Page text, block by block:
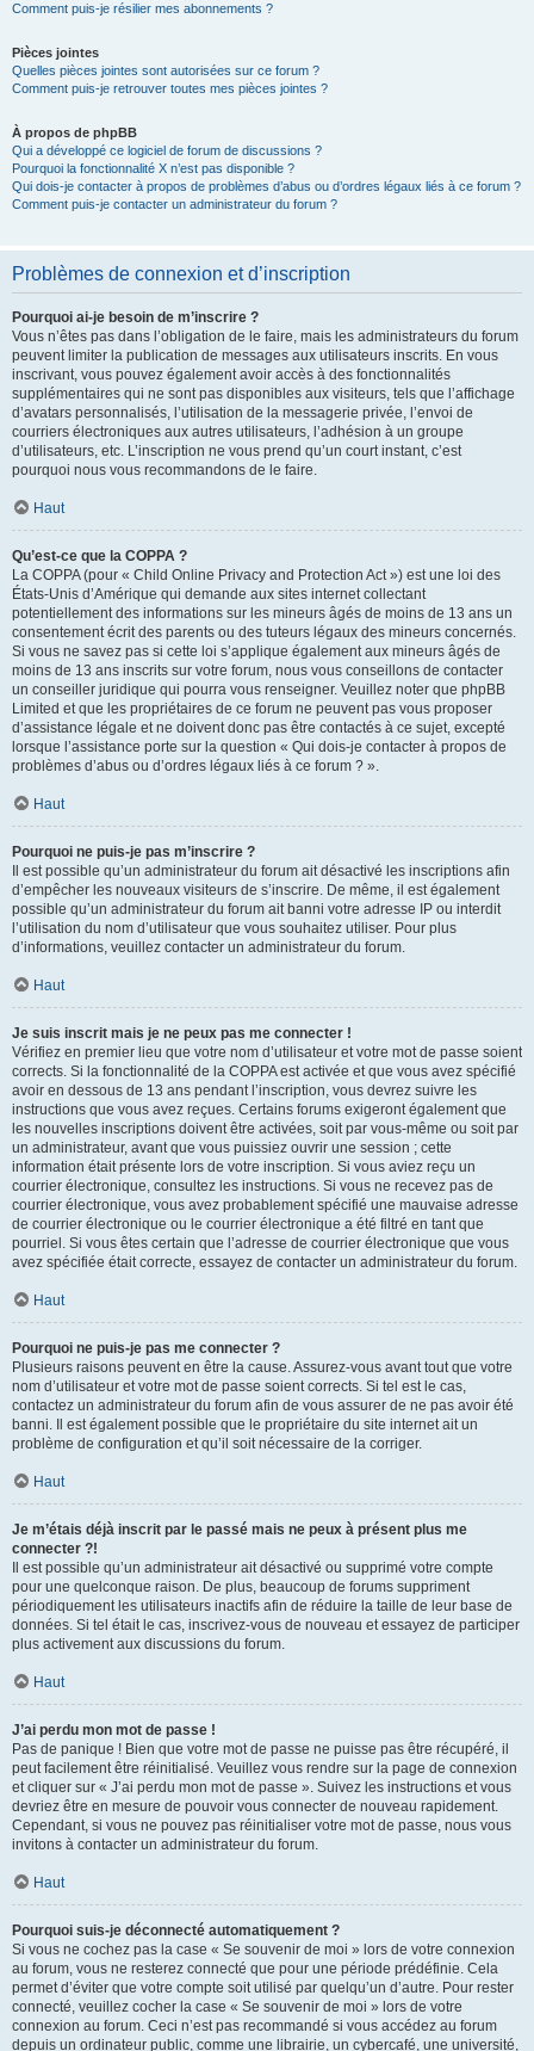
Comment puis-je résilier mes abonnements ?
Pièces jointes
Quelles pièces jointes sont autorisées sur ce forum ?
Comment puis-je retrouver toutes mes pièces jointes ?
À propos de phpBB
Qui a développé ce logiciel de forum de discussions ?
Pourquoi la fonctionnalité X n’est pas disponible ?
Qui dois-je contacter à propos de problèmes d’abus ou d’ordres légaux liés à ce forum ?
Comment puis-je contacter un administrateur du forum ?
Problèmes de connexion et d’inscription
Pourquoi ai-je besoin de m’inscrire ?
Vous n’êtes pas dans l’obligation de le faire, mais les administrateurs du forum
peuvent limiter la publication de messages aux utilisateurs inscrits. En vous
inscrivant, vous pouvez également avoir accès à des fonctionnalités
supplémentaires qui ne sont pas disponibles aux visiteurs, tels que l’affichage
d’avatars personnalisés, l’utilisation de la messagerie privée, l’envoi de
courriers électroniques aux autres utilisateurs, l’adhésion à un groupe
d’utilisateurs, etc. L’inscription ne vous prend qu’un court instant, c’est
pourquoi nous vous recommandons de le faire.
Haut
Qu’est-ce que la COPPA ?
La COPPA (pour « Child Online Privacy and Protection Act ») est une loi des
États-Unis d’Amérique qui demande aux sites internet collectant
potentiellement des informations sur les mineurs âgés de moins de 13 ans un
consentement écrit des parents ou des tuteurs légaux des mineurs concernés.
Si vous ne savez pas si cette loi s’applique également aux mineurs âgés de
moins de 13 ans inscrits sur votre forum, nous vous conseillons de contacter
un conseiller juridique qui pourra vous renseigner. Veuillez noter que phpBB
Limited et que les propriétaires de ce forum ne peuvent pas vous proposer
d’assistance légale et ne doivent donc pas être contactés à ce sujet, excepté
lorsque l’assistance porte sur la question « Qui dois-je contacter à propos de
problèmes d’abus ou d’ordres légaux liés à ce forum ? ».
Haut
Pourquoi ne puis-je pas m’inscrire ?
Il est possible qu’un administrateur du forum ait désactivé les inscriptions afin
d’empêcher les nouveaux visiteurs de s’inscrire. De même, il est également
possible qu’un administrateur du forum ait banni votre adresse IP ou interdit
l’utilisation du nom d’utilisateur que vous souhaitez utiliser. Pour plus
d’informations, veuillez contacter un administrateur du forum.
Haut
Je suis inscrit mais je ne peux pas me connecter !
Vérifiez en premier lieu que votre nom d’utilisateur et votre mot de passe soient
corrects. Si la fonctionnalité de la COPPA est activée et que vous avez spécifié
avoir en dessous de 13 ans pendant l’inscription, vous devrez suivre les
instructions que vous avez reçues. Certains forums exigeront également que
les nouvelles inscriptions doivent être activées, soit par vous-même ou soit par
un administrateur, avant que vous puissiez ouvrir une session ; cette
information était présente lors de votre inscription. Si vous aviez reçu un
courrier électronique, consultez les instructions. Si vous ne recevez pas de
courrier électronique, vous avez probablement spécifié une mauvaise adresse
de courrier électronique ou le courrier électronique a été filtré en tant que
pourriel. Si vous êtes certain que l’adresse de courrier électronique que vous
avez spécifiée était correcte, essayez de contacter un administrateur du forum.
Haut
Pourquoi ne puis-je pas me connecter ?
Plusieurs raisons peuvent en être la cause. Assurez-vous avant tout que votre
nom d’utilisateur et votre mot de passe soient corrects. Si tel est le cas,
contactez un administrateur du forum afin de vous assurer de ne pas avoir été
banni. Il est également possible que le propriétaire du site internet ait un
problème de configuration et qu’il soit nécessaire de la corriger.
Haut
Je m’étais déjà inscrit par le passé mais ne peux à présent plus me
connecter ?!
Il est possible qu’un administrateur ait désactivé ou supprimé votre compte
pour une quelconque raison. De plus, beaucoup de forums suppriment
périodiquement les utilisateurs inactifs afin de réduire la taille de leur base de
données. Si tel était le cas, inscrivez-vous de nouveau et essayez de participer
plus activement aux discussions du forum.
Haut
J’ai perdu mon mot de passe !
Pas de panique ! Bien que votre mot de passe ne puisse pas être récupéré, il
peut facilement être réinitialisé. Veuillez vous rendre sur la page de connexion
et cliquer sur « J’ai perdu mon mot de passe ». Suivez les instructions et vous
devriez être en mesure de pouvoir vous connecter de nouveau rapidement.
Cependant, si vous ne pouvez pas réinitialiser votre mot de passe, nous vous
invitons à contacter un administrateur du forum.
Haut
Pourquoi suis-je déconnecté automatiquement ?
Si vous ne cochez pas la case « Se souvenir de moi » lors de votre connexion
au forum, vous ne resterez connecté que pour une période prédéfinie. Cela
permet d’éviter que votre compte soit utilisé par quelqu’un d’autre. Pour rester
connecté, veuillez cocher la case « Se souvenir de moi » lors de votre
connexion au forum. Ceci n’est pas recommandé si vous accédez au forum
depuis un ordinateur public, comme une librairie, un cybercafé, une université,